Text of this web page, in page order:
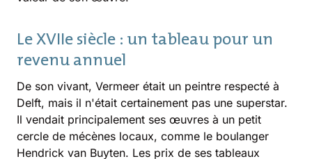
Le XVIIe siècle : un tableau pour un
revenu annuel
De son vivant, Vermeer était un peintre respecté à
Delft, mais il n'était certainement pas une superstar.
Il vendait principalement ses œuvres à un petit
cercle de mécènes locaux, comme le boulanger
Hendrick van Buyten. Les prix de ses tableaux